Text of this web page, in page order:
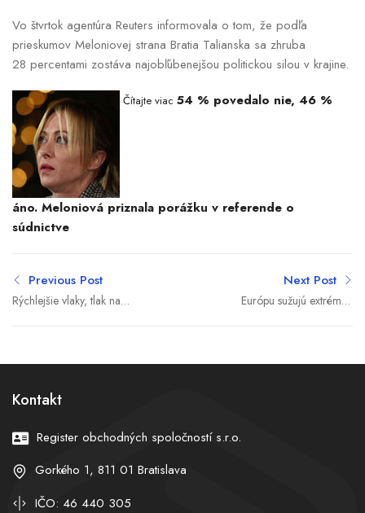
Vo štvrtok agentúra Reuters informovala o tom, že podľa
prieskumov Meloniovej strana Bratia Talianska sa zhruba
28 percentami zostáva najobľúbenejšou politickou silou v krajine.
Čítajte viac 54 % povedalo nie, 46 %
áno. Meloniová priznala porážku v referende o
súdnictve
Previous Post
Rýchlejšie vlaky, tlak na
Next Post
Európu sužujú extrémne
Kontakt
Register obchodných spoločností s.r.o.
Gorkého 1, 811 01 Bratislava
IČO: 46 440 305